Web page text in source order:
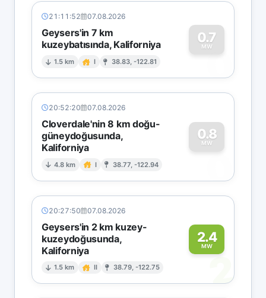
21:11:52 07.08.2026
Geysers'in 7 km
kuzeybatısında, Kaliforniya
1.5 km I 38.83, -122.81
0.7
MW
0
20:52:20 07.08.2026
Cloverdale'nin 8 km doğu-
güneydoğusunda,
Kaliforniya
4.8 km I 38.77, -122.94
0.8
MW
0
20:27:50 07.08.2026
Geysers'in 2 km kuzey-
kuzeydoğusunda,
Kaliforniya
1.5 km II 38.79, -122.75
2.4
MW
2